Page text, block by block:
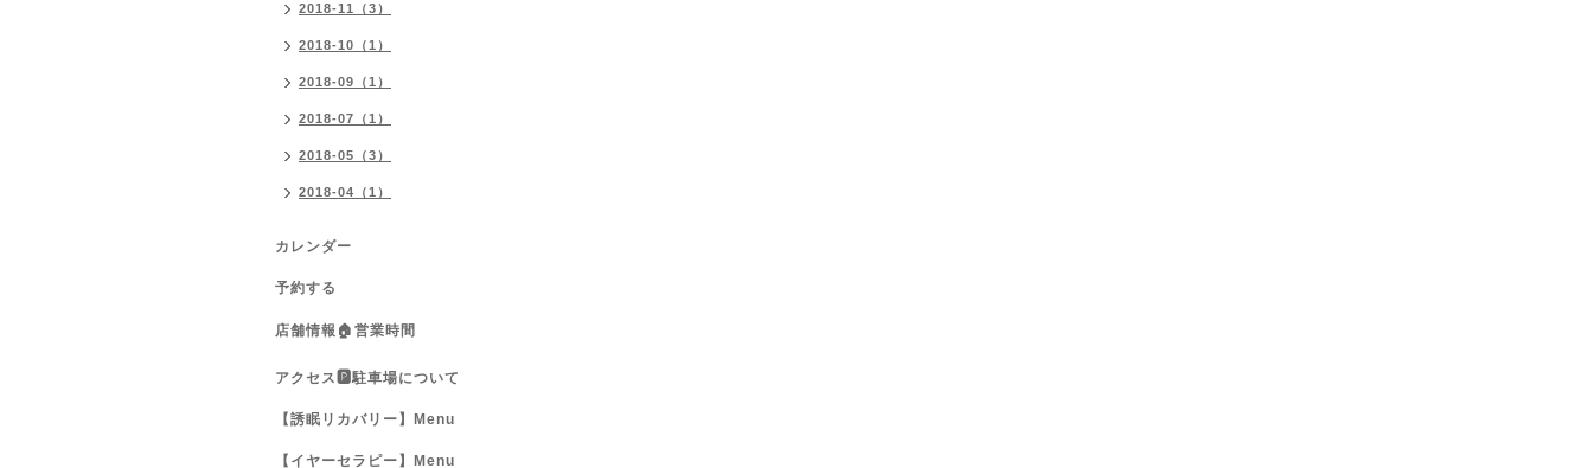
2018-11（3）
2018-10（1）
2018-09（1）
2018-07（1）
2018-05（3）
2018-04（1）
カレンダー
予約する
店舗情報🏠営業時間
アクセス🅿️駐車場について
【誘眠リカバリー】Menu
【イヤーセラピー】Menu